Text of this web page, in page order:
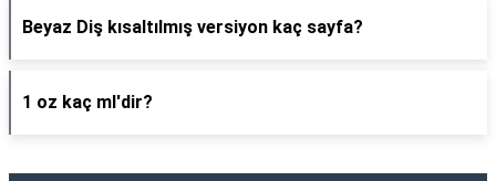
Beyaz Diş kısaltılmış versiyon kaç sayfa?
1 oz kaç ml'dir?